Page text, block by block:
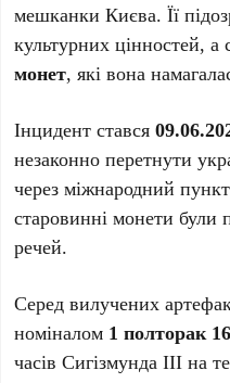
мешканки Києва. Її
культурних цінностей, а
монет, які вона
Інцидент стався
незаконно перетнути
через міжнародний
старовинні монети були
речей.
Серед вилучених
номіналом 1 полторак
часів Сигізмунда ІІІ на